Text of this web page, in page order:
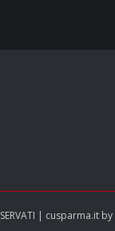
| cusparma.it by